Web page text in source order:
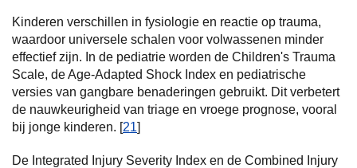
Kinderen verschillen in fysiologie en reactie op trauma,
waardoor universele schalen voor volwassenen minder
effectief zijn. In de pediatrie worden de Children's Trauma
Scale, de Age-Adapted Shock Index en pediatrische
versies van gangbare benaderingen gebruikt. Dit verbetert
de nauwkeurigheid van triage en vroege prognose, vooral
bij jonge kinderen. [21]
De Integrated Injury Severity Index en de Combined Injury